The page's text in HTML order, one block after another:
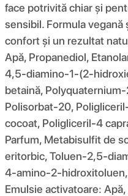
face potrivită chiar și
sensibil. Formula vegană
confort și un rezultat
Apă, Propanediol,
4,5-diamino-1-(2-
betaină,
Polisorbat-20,
cocoat, Poligliceril-4
Parfum, Metabisulfit de
eritorbic, Toluen-2,5-
4-amino-2-
Emulsie activatoare: